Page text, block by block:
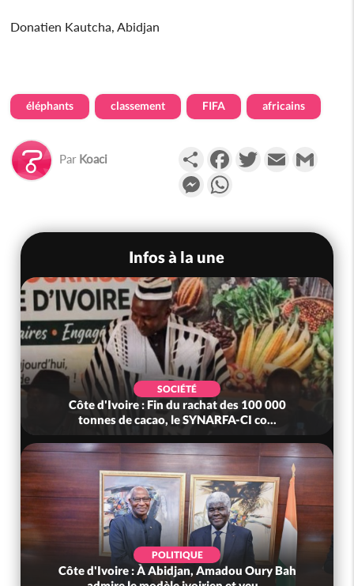
Donatien Kautcha, Abidjan
éléphants classement FIFA africains
Par Koaci PartagerFacebookTwitterEmail
Messenger
Infos à la une
SOCIÉTÉ
Côte d'Ivoire : Fin du rachat des 100 000
tonnes de cacao, le SYNARFA-CI co...
POLITIQUE
Côte d'Ivoire : À Abidjan, Amadou Oury Bah